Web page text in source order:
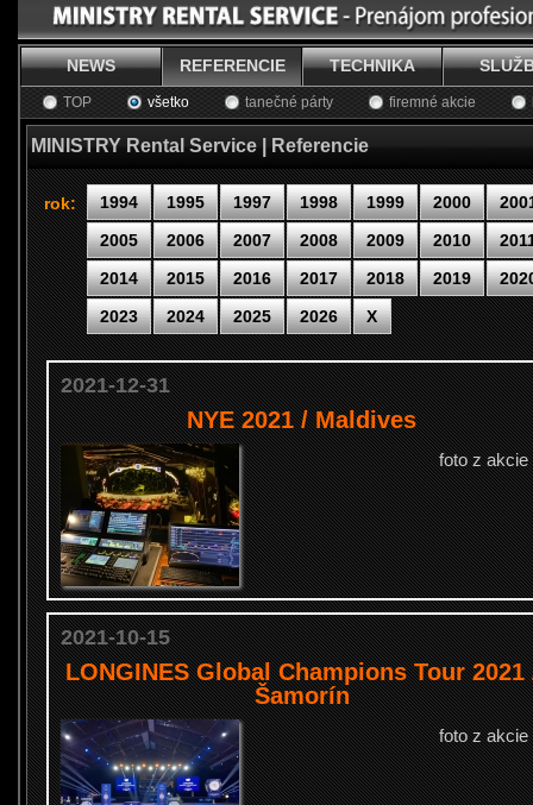
NEWS REFERENCIE TECHNIKA
TOP všetko tanečné párty firemné akcie
MINISTRY Rental Service | Referencie
rok: 1994 1995 1997 1998 1999 2000
2005
2006 2007 2008 2009 2010
2014
2015 2016 2017 2018 2019
2023
2024 2025 2026 X
2021-12-31
NYE 2021 / Maldives
foto z akcie
2021-10-15
LONGINES Global Champions Tour 2021
Šamorín
foto z akcie